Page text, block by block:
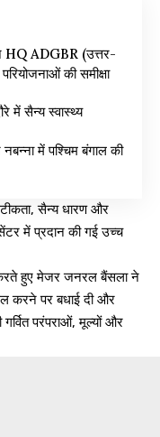
HQ ADGBR (उत्तर-
की समीक्षा
में सैन्य स्वास्थ्य
में पश्चिम बंगाल की
सैन्य धारण और
में प्रदान की गई उच्च
हुए मेजर जनरल बैंसला ने
करने पर बधाई दी और
परंपराओं, मूल्यों और